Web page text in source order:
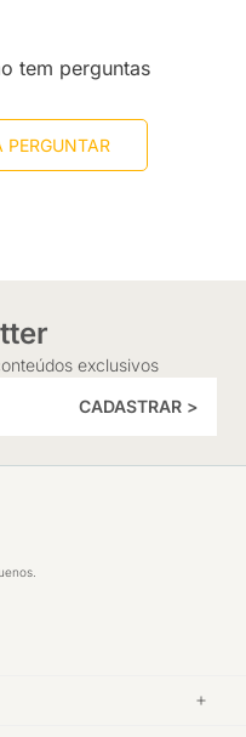
tem perguntas
PERGUNTAR
exclusivos
CADASTRAR >